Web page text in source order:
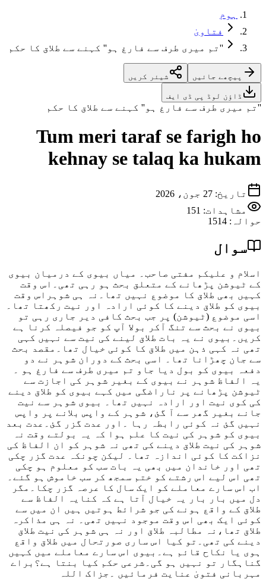
ہوم
فتاویٰ
''تم میری طرف سے فارغ ہو'' کہنے سے طلاق کا حکم
پیچھے جائیں شیئر کریں
ڈاؤن لوڈ پی ڈی ایف
''تم میری طرف سے فارغ ہو'' کہنے سے طلاق کا حکم
Tum meri taraf se farigh ho
kehnay se talaq ka hukam
تاریخ: 27 جون، 2026
مشاہدات: 151
حوالہ :
1514
سوال
اسلام و علیکم مفتی صاحب۔ میاں بیوی کے درمیان بیوی
کے ٹیوشن پڑھانے کے متعلق بحث ہو رہی تھی۔اس وقت
کہیں بھی طلاق کا موضوع نہیں تھا۔نہ ہی شوہراس وقت
بیوی کو طلاق دینے کا کوئی ارادہ اور نیت رکھتا تھا۔
اسی موضوع (ٹیوشن) پر جب بحث کافی دیر جاری رہی تو
بیوی نے بحث سے تنگ آکر بولا آپ کو جو فیصلہ کرنا ہے
کریں۔بیوی نے یہ بات طلاق لینے کی نیت سے نہیں کہی
تھی نہ کہی ذہن میں طلاق کا کوئی خیال تھا۔مقصد بحث
سے جان چھڑانا تھا۔ اسی بحث کے دوران شوہر نے دو
دفعہ بیوی کو بول دیا جاو تم میری طرف سے فارغ ہو ۔
یہ الفاظ شوہر نے بیوی کے بغیر شوہر کی اجازت سے
ٹیوشن پڑھانے پر ناراضگی میں کہے بیوی کو طلاق دینے
کی کوی نیت اور ارادہ نہیں تھا۔ بیوی شوہر سے نیت
جانے بغیر گھر سے آ گئ، شوہر کے واپس بلانے پر واپس
نہیں گئ نہ کوئی رابطہ رہا ۔اور عدت گزر گئ۔عدت بعد
بیوی کو شوہر کی نیت کا علم ہوا کہ یہ بولتے وقت نہ
شوہر کی نیت طلاق دینے کی تھی نہ شوہر کو ان الفاظ کی
نزاکت کا کوئی اندازہ تھا۔ لیکن چونکہ عدت گزر چکی
تھی اور خاندان میں بھی یہ بات سب کو معلوم ہو چکی
تھی اس لیے اس رشتے کو ختم سمجھ کر سب خاموش ہو گئے۔
اب اس سارے معاملے کو ایک سال کا عرصہ گزر چکا۔مگر
دل میں بار بار یہ خیال آتا ہے کہ کنایہ الفاظ سے
طلاق کے واقع ہونے کی جو شرائط ہوتیں ہیں ان میں سے
کوئی ایک بھی اس وقت موجود نہیں تھی۔ نہ ہی مذاکرہ
طلاق تھا،نہ مطالبہ طلاق اور نہ ہی شوہر کی نیت طلاق
دینے کی تھی۔تو کیا اس ساری صورتحال میں طلاق واقع
ہوی یا نکاح قائم ہے۔بیوی اس سارے معاملے میں کہیں
گناہگار تو نہیں ہو گی۔شرعی حکم کیا بنتا ہے؟براے
مہربانی فتویٰ عنایت فرمائیں ۔جزاک اللہ